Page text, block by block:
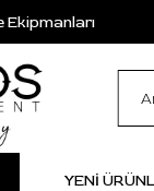
Ekipmanları
YENİ